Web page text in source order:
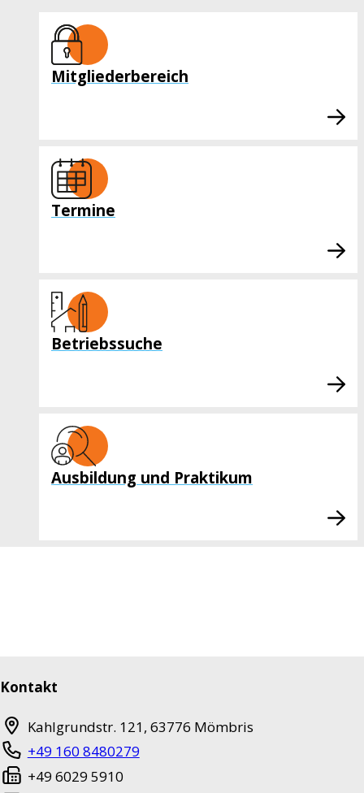
Mitgliederbereich
Termine
Betriebssuche
Ausbildung und Praktikum
Kontakt
Kahlgrundstr. 121, 63776 Mömbris
+49 160 8480279
+49 6029 5910